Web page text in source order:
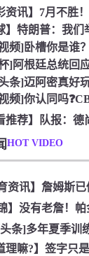
HOT VIDEO